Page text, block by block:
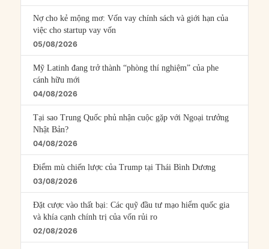
Nợ cho kẻ mộng mơ: Vốn vay chính sách và giới hạn của
việc cho startup vay vốn
05/08/2026
Mỹ Latinh đang trở thành “phòng thí nghiệm” của phe
cánh hữu mới
04/08/2026
Tại sao Trung Quốc phủ nhận cuộc gặp với Ngoại trưởng
Nhật Bản?
04/08/2026
Điểm mù chiến lược của Trump tại Thái Bình Dương
03/08/2026
Đặt cược vào thất bại: Các quỹ đầu tư mạo hiểm quốc gia
và khía cạnh chính trị của vốn rủi ro
02/08/2026